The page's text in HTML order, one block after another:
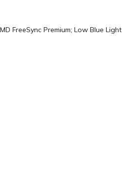
FreeSync Premium; Low Blue Light